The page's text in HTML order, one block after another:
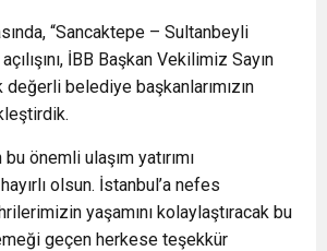
“Sancaktepe – Sultanbeyli
İBB Başkan Vekilimiz Sayın
belediye başkanlarımızın
önemli ulaşım yatırımı
olsun. İstanbul’a nefes
yaşamını kolaylaştıracak bu
geçen herkese teşekkür